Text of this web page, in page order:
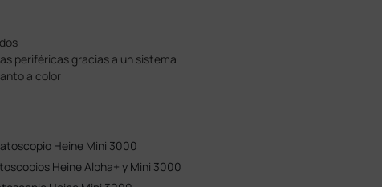
periféricas gracias a un sistema
a color
Heine Mini 3000
Heine Alpha+ y Mini 3000